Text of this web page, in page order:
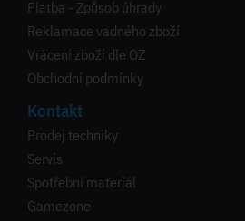
Platba - Způsob úhrady
Reklamace vadného zboží
Vrácení zboží dle OZ
Obchodní podmínky
Kontakt
Prodej techniky
Servis
Spotřební materiál
Gamezone